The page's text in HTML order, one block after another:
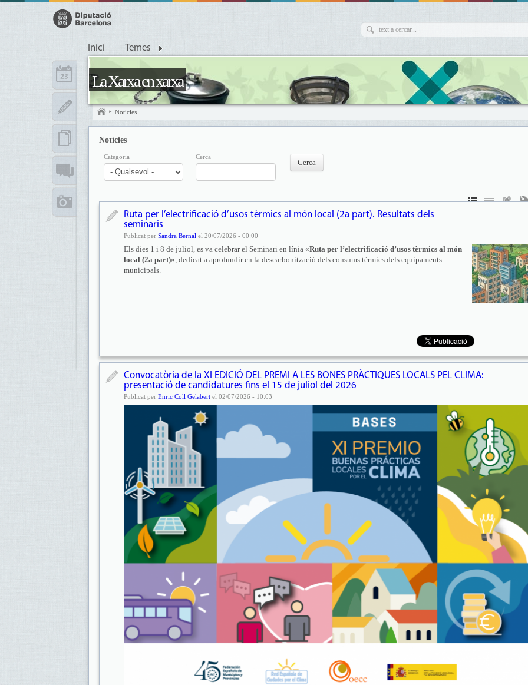
Inici Temes
La Xarxa en xarxa
Notícies
Notícies
Categoria Cerca
Ruta per l’electrificació d’usos tèrmics al món local (2a part). Resultats dels
seminaris
Publicat per Sandra Bernal el 20/07/2026 - 00:00
Els dies 1 i 8 de juliol, es va celebrar el Seminari en línia «Ruta per l’electrificació d’usos tèrmics al món
local (2a part)», dedicat a aprofundir en la descarbonització dels consums tèrmics dels equipaments
municipals.
Convocatòria de la XI EDICIÓ DEL PREMI A LES BONES PRÀCTIQUES LOCALS PEL CLIMA:
presentació de candidatures fins el 15 de juliol del 2026
Publicat per Enric Coll Gelabert el 02/07/2026 - 10:03